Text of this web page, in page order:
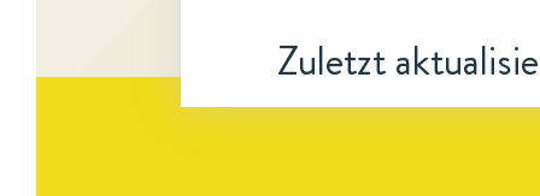
Zuletzt